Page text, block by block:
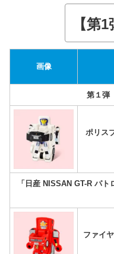
【第
画像
第１弾
ポリス
「日産 NISSAN GT-R パ
ファイ